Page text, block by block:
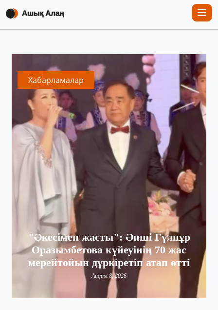
"Әкесімен жасты": Әнші Гүлнұр
Оразымбетова күйеуінің 70 жас
мерейтойын дүркіретіп атап өтті
August 8, 2026
Хабарламалар